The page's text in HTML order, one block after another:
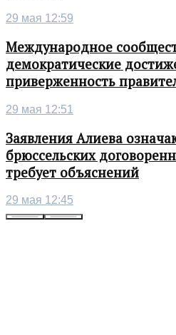
29 мая 12:59
Международное
демократические
приверженность
29 мая 12:51
Заявления Алиева
брюссельских
требует объяснений
29 мая 12:45